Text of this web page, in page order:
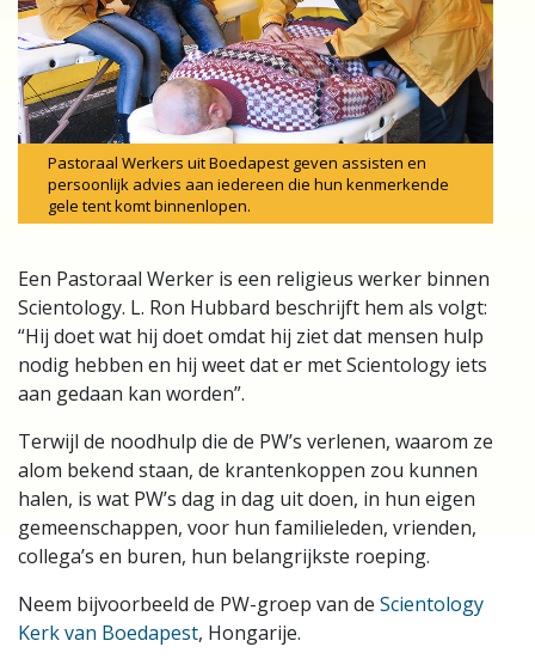
Pastoraal Werkers uit Boedapest geven assisten en
persoonlijk advies aan iedereen die hun kenmerkende
gele tent komt binnenlopen.
Een Pastoraal Werker is een religieus werker binnen
Scientology. L. Ron Hubbard beschrijft hem als volgt:
“Hij doet wat hij doet omdat hij ziet dat mensen hulp
nodig hebben en hij weet dat er met Scientology iets
aan gedaan kan worden”.
Terwijl de noodhulp die de PW’s verlenen, waarom ze
alom bekend staan, de krantenkoppen zou kunnen
halen, is wat PW’s dag in dag uit doen, in hun eigen
gemeenschappen, voor hun familieleden, vrienden,
collega’s en buren, hun belangrijkste roeping.
Neem bijvoorbeeld de PW-groep van de Scientology
Kerk van Boedapest, Hongarije.